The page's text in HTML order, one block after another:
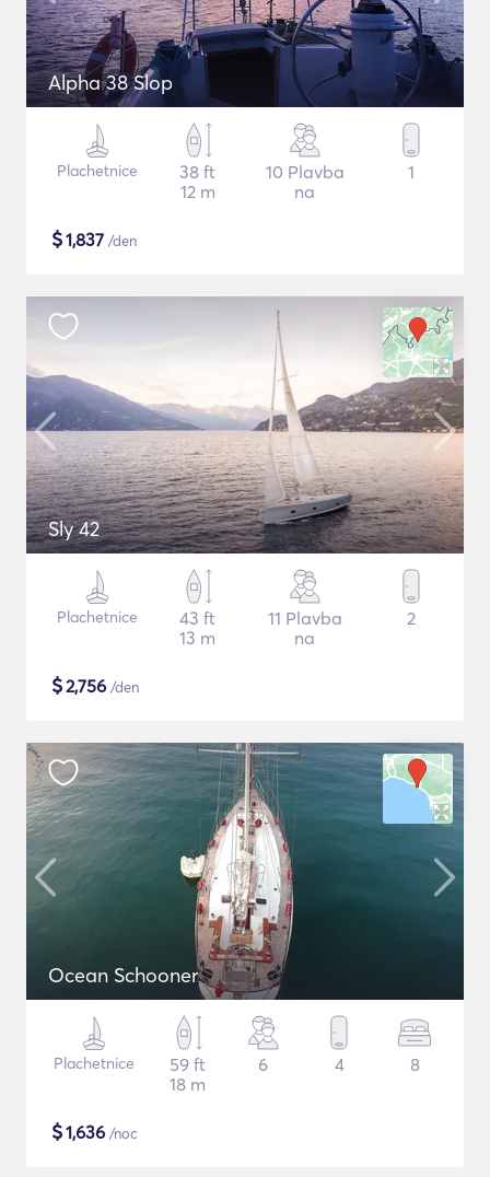
Alpha 38 Slop
Plachetnice
38 ft
12 m
10 Plavba
na
1
$1,837 /den
Sly 42
Plachetnice
43 ft
13 m
11 Plavba
na
2
$2,756 /den
Ocean Schooner
Plachetnice
59 ft
18 m
6 4 8
$1,636 /noc